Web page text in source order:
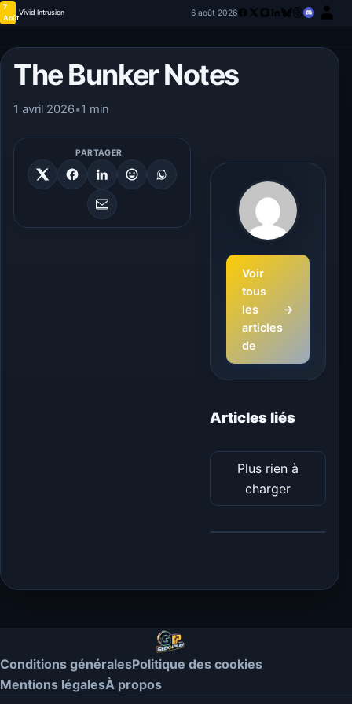
7
Août
Vivid Intrusion 6 août 2026
The Bunker Notes
1 avril 2026•1 min
PARTAGER
Voir
tous
les
articles
de
→
Articles liés
Plus rien à
charger
Conditions généralesPolitique des cookies
Mentions légalesÀ propos